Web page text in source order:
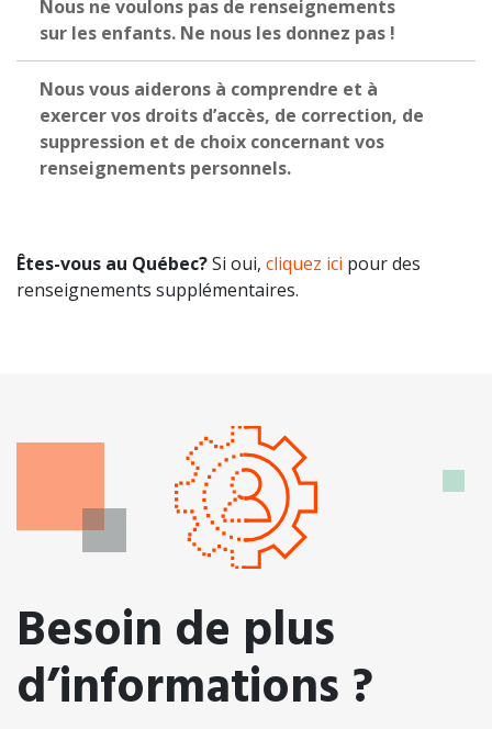
Nous ne voulons pas de renseignements
sur les enfants. Ne nous les donnez pas !
Nous vous aiderons à comprendre et à
exercer vos droits d’accès, de correction, de
suppression et de choix concernant vos
renseignements personnels.
Êtes-vous au Québec?Si oui, cliquez ici pour des
renseignements supplémentaires.
Besoin de plus
d’informations ?